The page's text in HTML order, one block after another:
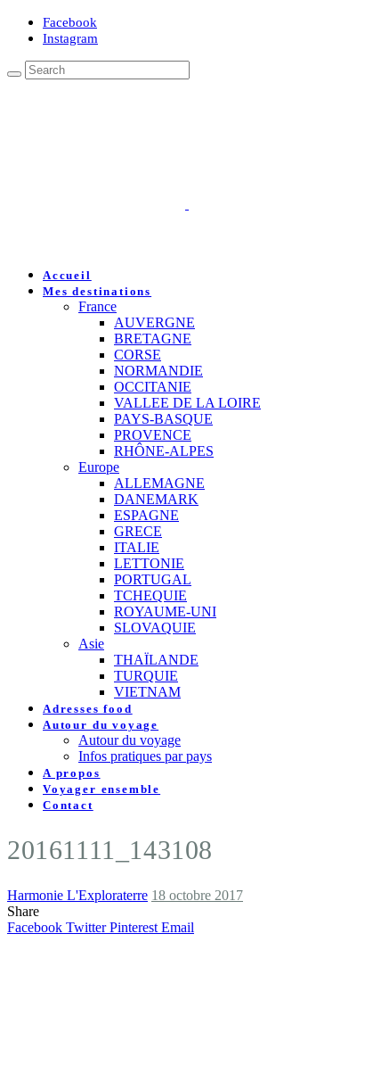
Facebook
Instagram
Accueil
Mes destinations
France
AUVERGNE
BRETAGNE
CORSE
NORMANDIE
OCCITANIE
VALLEE DE LA LOIRE
PAYS-BASQUE
PROVENCE
RHÔNE-ALPES
Europe
ALLEMAGNE
DANEMARK
ESPAGNE
GRECE
ITALIE
LETTONIE
PORTUGAL
TCHEQUIE
ROYAUME-UNI
SLOVAQUIE
Asie
THAÏLANDE
TURQUIE
VIETNAM
Adresses food
Autour du voyage
Autour du voyage
Infos pratiques par pays
A propos
Voyager ensemble
Contact
20161111_143108
Harmonie L'Exploraterre 18 octobre 2017
Share
Facebook Twitter Pinterest Email